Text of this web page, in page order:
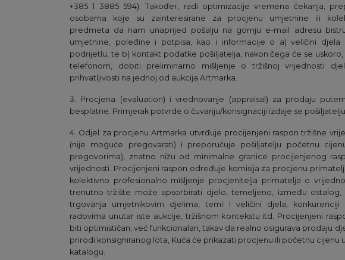
+385 1 3885 594). Također, radi optimizacije vremena čekanja,
osobama koje su zainteresirane za procjenu umjetnine ili
predmeta da nam unaprijed pošalju na gornju e-mail adresu
umjetnine, poleđine i potpisa, kao i informacije o a) veličini djela
podrijetlu, te b) kontakt podatke pošiljatelja, nakon čega će se
telefonom, dobiti preliminarno mišljenje o tržišnoj vrijednosti
prihvatljivosti na jednoj od aukcija Artmarka.
3. Procjena (evaluation) i vrednovanje (appraisal) za prodaju
besplatne. Primjerak potvrde o čuvanju/konsignaciji izdaje se
4. Odjel za procjenu Artmarka utvrđuje procijenjeni raspon tržišne
(nije moguće pregovarati) i preporučuje pošiljatelju početnu
pregovorima), znatno nižu od minimalne granice procijenjenog
vrijednosti. Procijenjeni raspon određuje komisija za procjenu
kolektivno profesionalno mišljenje procjenitelja primatelja o
trenutno tržište može apsorbirati djelo, temeljeno, između ostalog,
trgovanja umjetnikovim djelima, temi i veličini djela, konkurenciji
radovima unutar iste aukcije, tržišnom kontekstu itd. Procijenjeni
biti optimističan, već funkcionalan, takav da realno osigurava prodaju
prirodi konsigniranog lota, Kuća će prikazati procjenu ili početnu cijenu
katalogu.